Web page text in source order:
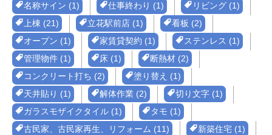
名称サイン (1)
仕事終わり (1)
リビング (1)
上棟 (21)
立花駅前店 (1)
看板 (2)
オープン (1)
家賃貸契約 (1)
ステンレス (1)
管理物件 (1)
床 (1)
断熱材 (2)
コンクリート打ち (2)
塗り替え (1)
天井貼り (1)
解体作業 (2)
切り文字 (1)
ガラスモザイクタイル (1)
タモ (1)
古民家、古民家再生、リフォーム (11)
新築住宅 (1)